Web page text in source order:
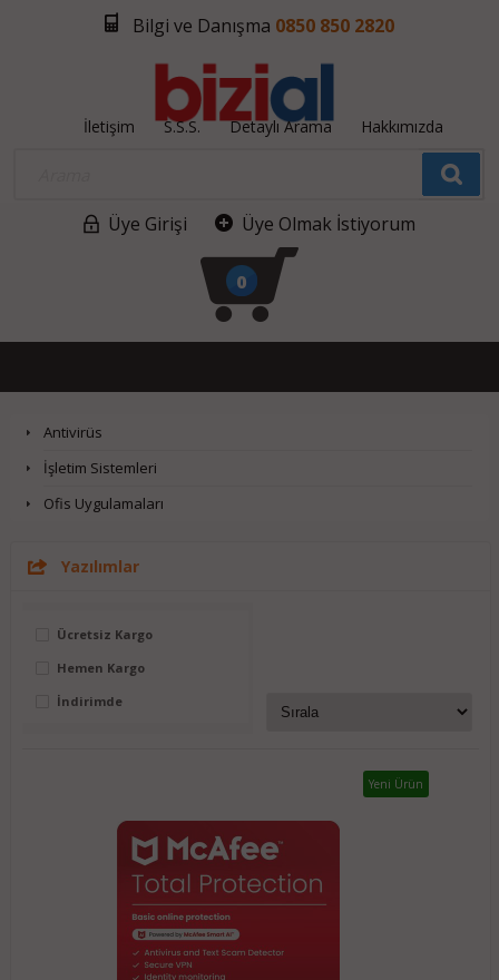
Bilgi ve Danışma 0850 850 2820
İletişim S.S.S. Detaylı Arama Hakkımızda
Üye Girişi Üye Olmak İstiyorum
0
Antivirüs
İşletim Sistemleri
Ofis Uygulamaları
Yazılımlar
Ücretsiz Kargo
Hemen Kargo
İndirimde
Yeni Ürün